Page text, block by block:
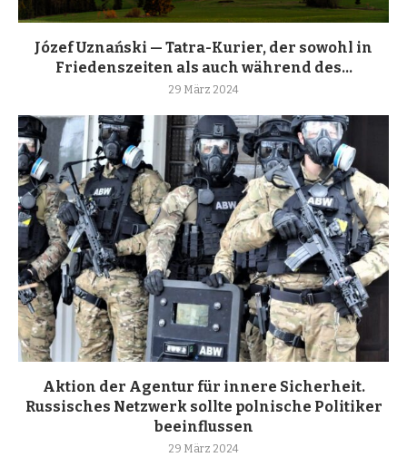
Józef Uznański — Tatra-Kurier, der sowohl in
Friedenszeiten als auch während des...
29 März 2024
Aktion der Agentur für innere Sicherheit.
Russisches Netzwerk sollte polnische Politiker
beeinflussen
29 März 2024